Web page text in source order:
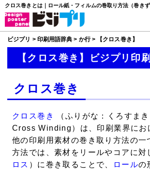
クロス巻きとは｜ロール紙・フィルムの巻取り方法（巻きず
ビジプリ > 印刷用語辞典 > か行> 【クロス巻き】
【クロス巻き】ビジプリ印
クロス巻き
クロス巻き
（ふりがな：くろすまき
Cross Winding）は、印刷業界にお
他の印刷用素材の巻き取り方法の一
方法では、素材をリールやコアに対
ロス ）に巻き取ることで、 ロールの